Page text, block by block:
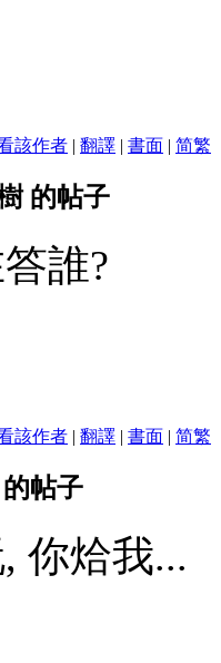
該作者 | 翻譯 | 書面 | 简繁
的帖子
誰?
該作者 | 翻譯 | 書面 | 简繁
的帖子
你烚我...